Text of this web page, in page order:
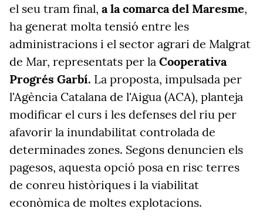
el seu tram final, a la comarca del Maresme,
ha generat molta tensió entre les
administracions i el sector agrari de Malgrat
de Mar, representats per la Cooperativa
Progrés Garbí. La proposta, impulsada per
l'Agència Catalana de l'Aigua (ACA), planteja
modificar el curs i les defenses del riu per
afavorir la inundabilitat controlada de
determinades zones. Segons denuncien els
pagesos, aquesta opció posa en risc terres
de conreu històriques i la viabilitat
econòmica de moltes explotacions.